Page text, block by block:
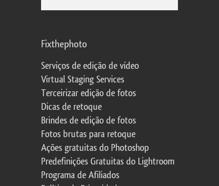
Fixthephoto
Serviços de edição de vídeo
Virtual Staging Services
Terceirizar edição de fotos
Dicas de retoque
Brindes de edição de fotos
Fotos brutas para retoque
Ações gratuitas do Photoshop
Predefinições Gratuitas do Lightroom
Programa de Afiliados